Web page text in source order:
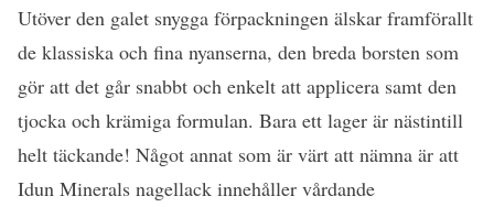
Utöver den galet snygga förpackningen älskar framförallt
de klassiska och fina nyanserna, den breda borsten som
gör att det går snabbt och enkelt att applicera samt den
tjocka och krämiga formulan. Bara ett lager är nästintill
helt täckande! Något annat som är värt att nämna är att
Idun Minerals nagellack innehåller vårdande